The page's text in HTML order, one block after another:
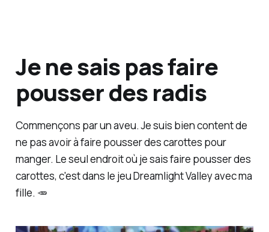
Je ne sais pas faire
pousser des radis
Commençons par un aveu. Je suis bien content de
ne pas avoir à faire pousser des carottes pour
manger. Le seul endroit où je sais faire pousser des
carottes, c'est dans le jeu Dreamlight Valley avec ma
fille. 🥕